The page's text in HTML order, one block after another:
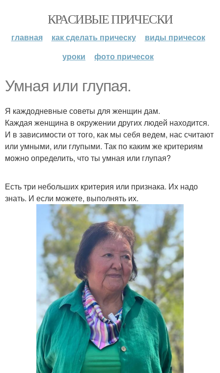
КРАСИВЫЕ ПРИЧЕСКИ
главная как сделать прическу
виды причесок
уроки
фото причесок
Умная или глупая.
Я каждодневные советы для женщин дам.
Каждая женщина в окружении других людей находится.
И в зависимости от того, как мы себя ведем, нас считают
или умными, или глупыми. Так по каким же критериям
можно определить, что ты умная или глупая?
Есть три небольших критерия или признака. Их надо
знать. И если можете, выполнять их.